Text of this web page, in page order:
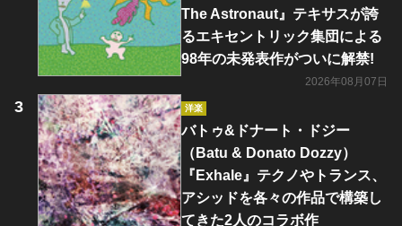
The Astronaut』テキサスが誇
るエキセントリック集団による
98年の未発表作がついに解禁!
2026年08月07日
洋楽
バトゥ&ドナート・ドジー
（Batu & Donato Dozzy）
『Exhale』テクノやトランス、
アシッドを各々の作品で構築し
てきた2人のコラボ作